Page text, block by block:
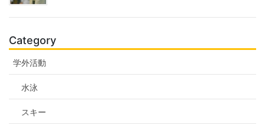
Category
学外活動
水泳
スキー